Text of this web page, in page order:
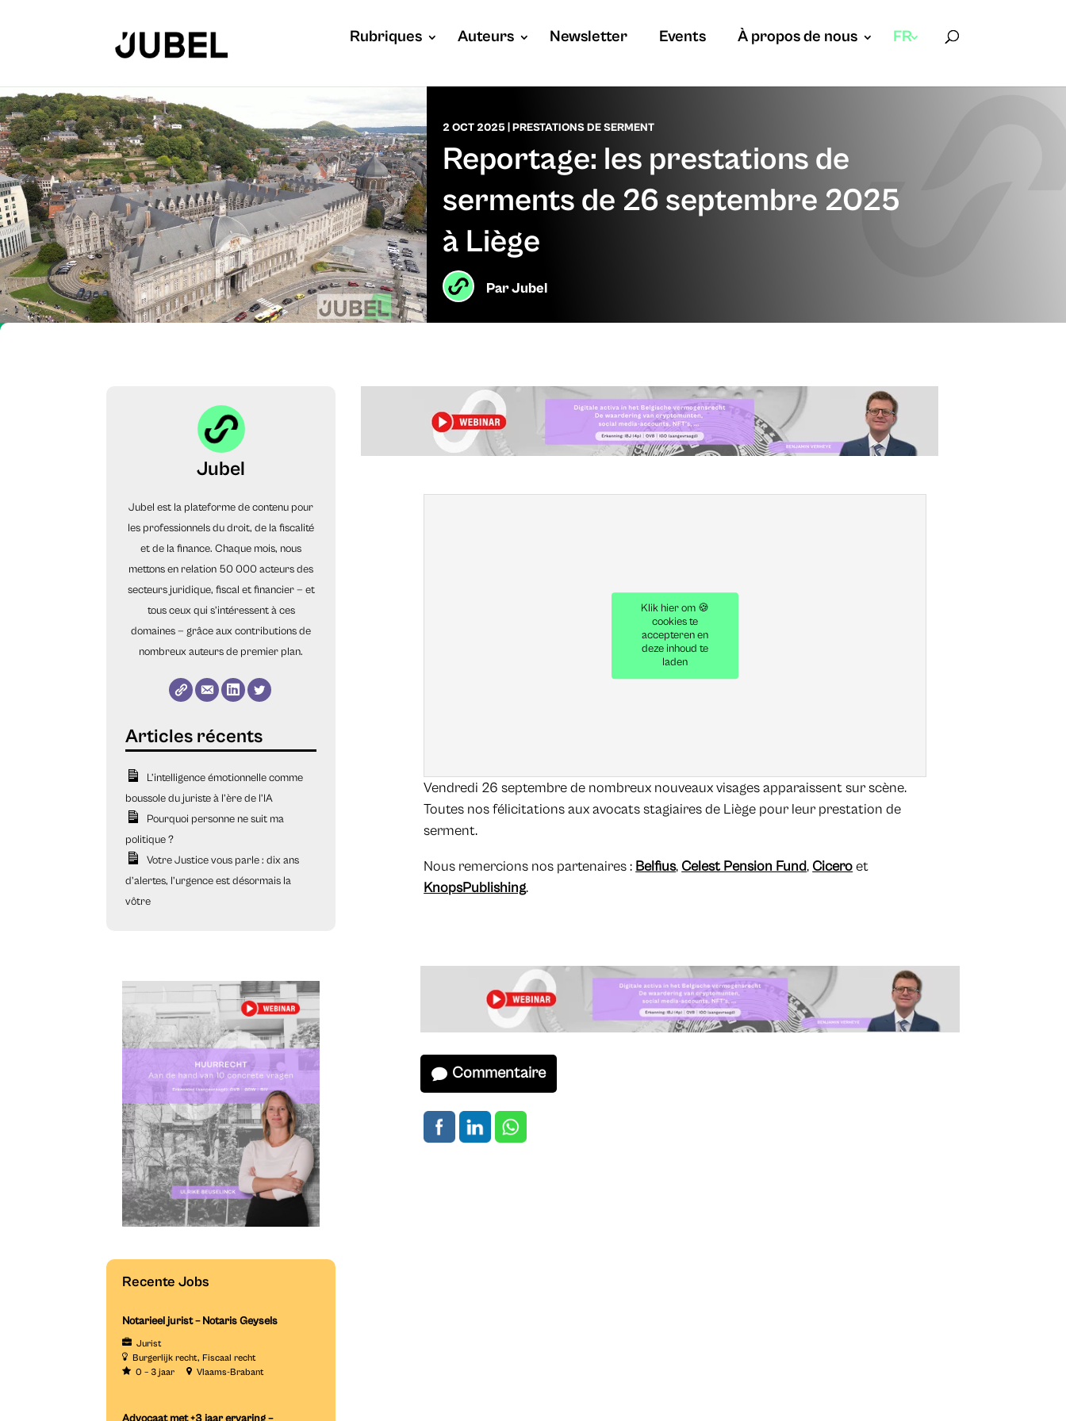
Rubriques Auteurs Newsletter Events À propos de nous FR
2 OCT 2025| PRESTATIONS DE SERMENT
Reportage: les prestations de
serments de 26 septembre 2025
à Liège
ParJubel
Jubel
Jubel est la plateforme de contenu pour
les professionnels du droit, de la fiscalité
et de la finance. Chaque mois, nous
mettons en relation 50 000 acteurs des
secteurs juridique, fiscal et financier — et
tous ceux qui s’intéressent à ces
domaines — grâce aux contributions de
nombreux auteurs de premier plan.
L’intelligence émotionnelle comme
boussole du juriste à l’ère de l’IA
Pourquoi personne ne suit ma
politique ?
Votre Justice vous parle : dix ans
d’alertes, l’urgence est désormais la
vôtre
Recente Jobs
Notarieel jurist – Notaris Geysels
Jurist
Burgerlijk recht Fiscaal recht
0 – 3 jaar
Vlaams-Brabant
Advocaat met +3 jaar ervaring –
Klik hier om 🍪
cookies te
accepteren en
deze inhoud te
laden
Vendredi 26 septembre de nombreux nouveaux visages apparaissent sur scène.
Toutes nos félicitations aux avocats stagiaires de Liège pour leur prestation de
serment.
Nous remercions nos partenaires : Belfius, Celest Pension Fund, Ciceroet
KnopsPublishing.
Commentaire